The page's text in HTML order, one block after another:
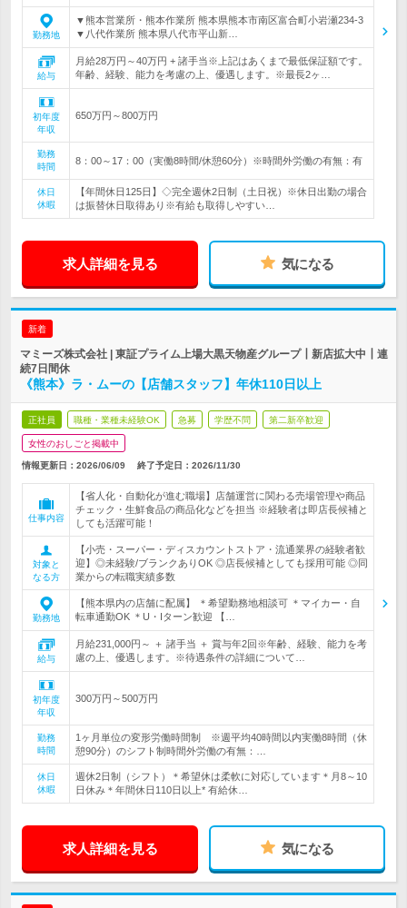
勤務地
▼熊本営業所・熊本作業所 熊本県熊本市南区富合町小岩瀬234-3
▼八代作業所 熊本県八代市平山新…
給与
月給28万円～40万円 + 諸手当※上記はあくまで最低保証額です。
年齢、経験、能力を考慮の上、優遇します。※最長2ヶ…
初年度
年収
650万円～800万円
勤務
時間
8：00～17：00（実働8時間/休憩60分）※時間外労働の有無：有
休日
休暇
【年間休日125日】◇完全週休2日制（土日祝）※休日出勤の場合
は振替休日取得あり※有給も取得しやすい…
求人詳細を見る 気になる
新着
マミーズ株式会社 | 東証プライム上場大黒天物産グループ┃新店拡大中┃連
続7日間休
《熊本》ラ・ムーの【店舗スタッフ】年休110日以上
正社員 職種・業種未経験OK 急募 学歴不問 第二新卒歓迎
女性のおしごと掲載中
情報更新日：2026/06/09 終了予定日： 2026/11/30
仕事内容
【省人化・自動化が進む職場】店舗運営に関わる売場管理や商品
チェック・生鮮食品の商品化などを担当 ※経験者は即店長候補と
しても活躍可能！
対象と
なる方
【小売・スーパー・ディスカウントストア・流通業界の経験者歓
迎】◎未経験/ブランクありOK ◎店長候補としても採用可能 ◎同
業からの転職実績多数
勤務地
【熊本県内の店舗に配属】 ＊希望勤務地相談可 ＊マイカー・自
転車通勤OK ＊U・Iターン歓迎 【…
給与
月給231,000円～ ＋ 諸手当 ＋ 賞与年2回※年齢、経験、能力を考
慮の上、優遇します。※待遇条件の詳細について…
初年度
年収
300万円～500万円
勤務
時間
1ヶ月単位の変形労働時間制 ※週平均40時間以内実働8時間（休
憩90分）のシフト制時間外労働の有無：…
休日
休暇
週休2日制（シフト）＊希望休は柔軟に対応しています＊月8～10
日休み＊年間休日110日以上* 有給休…
求人詳細を見る 気になる